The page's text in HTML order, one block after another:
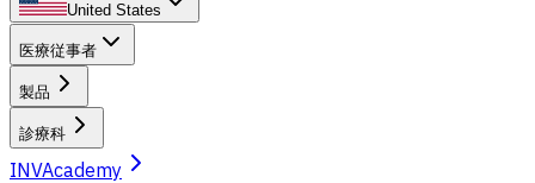
United States
医療従事者
製品
診療科
INVAcademy